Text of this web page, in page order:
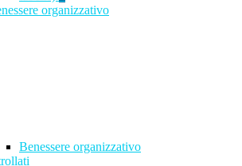
organizzativo
Benessere organizzativo